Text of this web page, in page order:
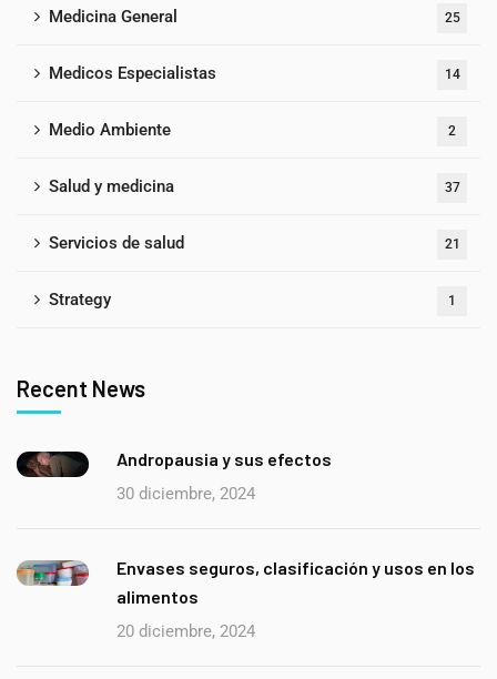
Medicina General 25
Medicos Especialistas 14
Medio Ambiente 2
Salud y medicina 37
Servicios de salud 21
Strategy 1
Recent News
Andropausia y sus efectos
30 diciembre, 2024
Envases seguros, clasificación y usos en los
alimentos
20 diciembre, 2024